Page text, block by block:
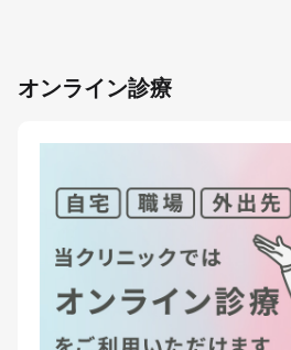
オンライン診療